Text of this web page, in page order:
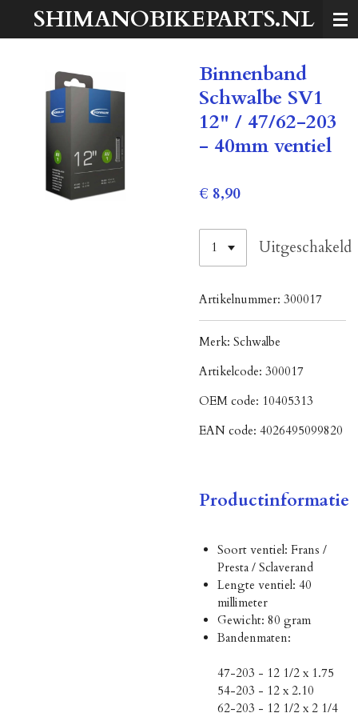
hoofdinhoud
SHIMANOBIKEPARTS.NL
Binnenband
Schwalbe SV1
12" / 47/62-203
- 40mm ventiel
€ 8,90
Uitgeschakeld
Artikelnummer: 300017
Merk: Schwalbe
Artikelcode: 300017
OEM code: 10405313
EAN code: 4026495099820
Productinformatie
Soort ventiel: Frans /
Presta / Sclaverand
Lengte ventiel: 40
millimeter
Gewicht: 80 gram
Bandenmaten:
47-203 - 12 1/2 x 1.75
54-203 - 12 x 2.10
62-203 - 12 1/2 x 2 1/4